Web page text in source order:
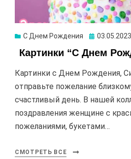
С Днем Рождения 03.05.2023
Картинки “С Днем
Картинки с Днем Рождения,
отправьте пожелание
счастливый день. В нашей
поздравления женщине с
пожеланиями, букетами…
СМОТРЕТЬ ВСЕ